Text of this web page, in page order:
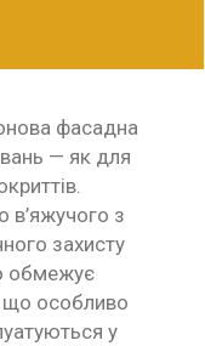
фасадна
— як для
в’яжучого з
захисту
обмежує
що особливо
у